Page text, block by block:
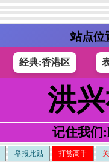
站点位
经典:香港区
洪
记住我们
举报此贴 打赏高手